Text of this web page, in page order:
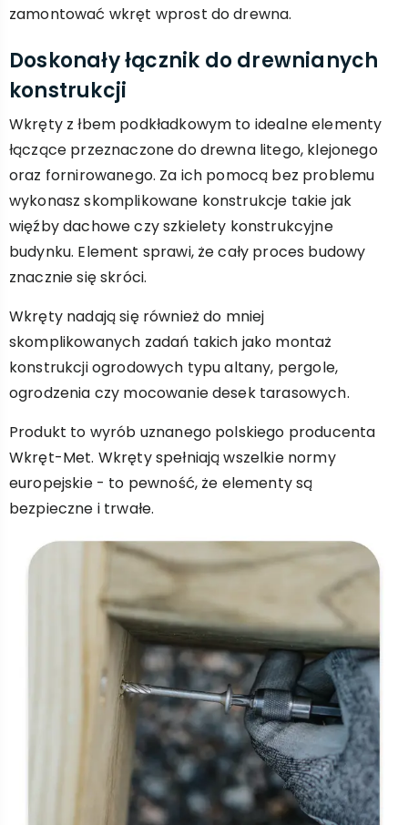
zamontować wkręt wprost do drewna.
Doskonały łącznik do drewnianych
konstrukcji
Wkręty z łbem podkładkowym to idealne elementy
łączące przeznaczone do drewna litego, klejonego
oraz fornirowanego. Za ich pomocą bez problemu
wykonasz skomplikowane konstrukcje takie jak
więźby dachowe czy szkielety konstrukcyjne
budynku. Element sprawi, że cały proces budowy
znacznie się skróci.
Wkręty nadają się również do mniej
skomplikowanych zadań takich jako montaż
konstrukcji ogrodowych typu altany, pergole,
ogrodzenia czy mocowanie desek tarasowych.
Produkt to wyrób uznanego polskiego producenta
Wkręt-Met. Wkręty spełniają wszelkie normy
europejskie - to pewność, że elementy są
bezpieczne i trwałe.